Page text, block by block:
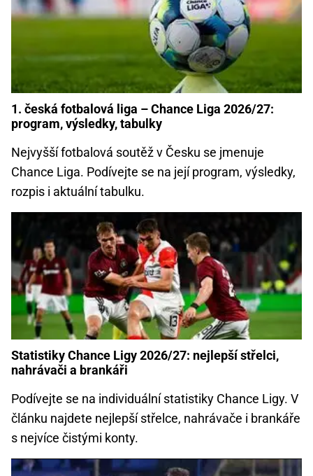
1. česká fotbalová liga – Chance Liga 2026/27:
program, výsledky, tabulky
Nejvyšší fotbalová soutěž v Česku se jmenuje
Chance Liga. Podívejte se na její program, výsledky,
rozpis i aktuální tabulku.
Statistiky Chance Ligy 2026/27: nejlepší střelci,
nahrávači a brankáři
Podívejte se na individuální statistiky Chance Ligy. V
článku najdete nejlepší střelce, nahrávače i brankáře
s nejvíce čistými konty.